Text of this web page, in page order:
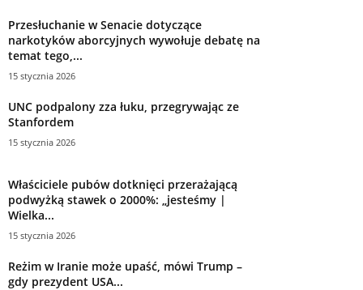
Przesłuchanie w Senacie dotyczące
narkotyków aborcyjnych wywołuje debatę na
temat tego,...
15 stycznia 2026
UNC podpalony zza łuku, przegrywając ze
Stanfordem
15 stycznia 2026
Właściciele pubów dotknięci przerażającą
podwyżką stawek o 2000%: „jesteśmy |
Wielka...
15 stycznia 2026
Reżim w Iranie może upaść, mówi Trump –
gdy prezydent USA...